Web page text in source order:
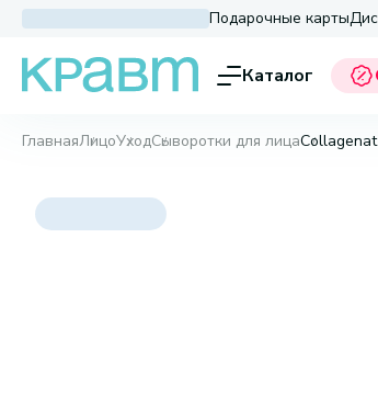
Подарочные карты
Каталог
ГлавнаяЛицоУходСыворотки для лица